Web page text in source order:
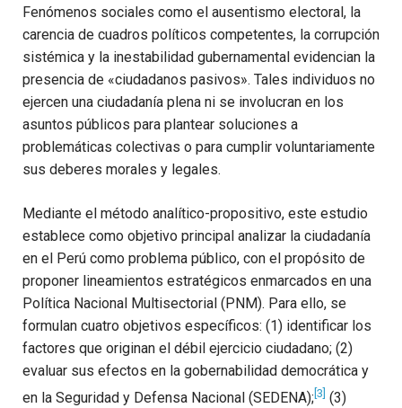
Fenómenos sociales como el ausentismo electoral, la
carencia de cuadros políticos competentes, la corrupción
sistémica y la inestabilidad gubernamental evidencian la
presencia de «ciudadanos pasivos». Tales individuos no
ejercen una ciudadanía plena ni se involucran en los
asuntos públicos para plantear soluciones a
problemáticas colectivas o para cumplir voluntariamente
sus deberes morales y legales.
Mediante el método analítico-propositivo, este estudio
establece como objetivo principal analizar la ciudadanía
en el Perú como problema público, con el propósito de
proponer lineamientos estratégicos enmarcados en una
Política Nacional Multisectorial (PNM). Para ello, se
formulan cuatro objetivos específicos: (1) identificar los
factores que originan el débil ejercicio ciudadano; (2)
evaluar sus efectos en la gobernabilidad democrática y
en la Seguridad y Defensa Nacional (SEDENA); [3] (3)